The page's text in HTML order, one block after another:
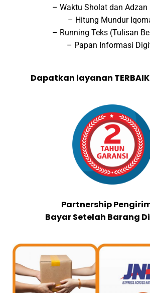
– Waktu Sholat dan Adzan
– Hitung Mundur
– Running Teks (Tulisan
– Papan Informasi
Dapatkan layanan
Partnership
Bayar Setelah Barang